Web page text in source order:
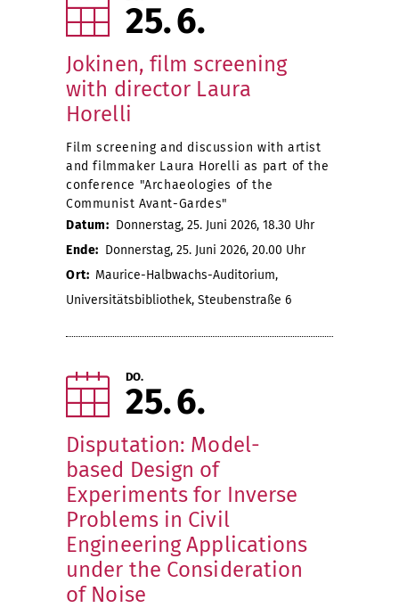
25 6
Jokinen, film screening
with director Laura
Horelli
Film screening and discussion with artist
and filmmaker Laura Horelli as part of the
conference "Archaeologies of the
Communist Avant-Gardes"
Datum: Donnerstag, 25. Juni 2026, 18.30 Uhr
Ende: Donnerstag, 25. Juni 2026, 20.00 Uhr
Ort: Maurice-Halbwachs-Auditorium,
Universitätsbibliothek, Steubenstraße 6
DO.
25 6
Disputation: Model-
based Design of
Experiments for Inverse
Problems in Civil
Engineering Applications
under the Consideration
of Noise